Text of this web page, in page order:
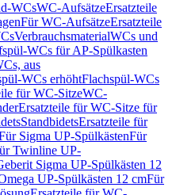
WCsWC-AufsätzeErsatzteile
Für WC-AufsätzeErsatzteile
VerbrauchsmaterialWCs und
WCs für AP-Spülkasten
aus
WCs erhöhtFlachspül-WCs
für WC-SitzeWC-
Ersatzteile für WC-Sitze für
StandbidetsErsatzteile für
Sigma UP-SpülkästenFür
Twinline UP-
Sigma UP-Spülkästen 12
UP-Spülkästen 12 cmFür